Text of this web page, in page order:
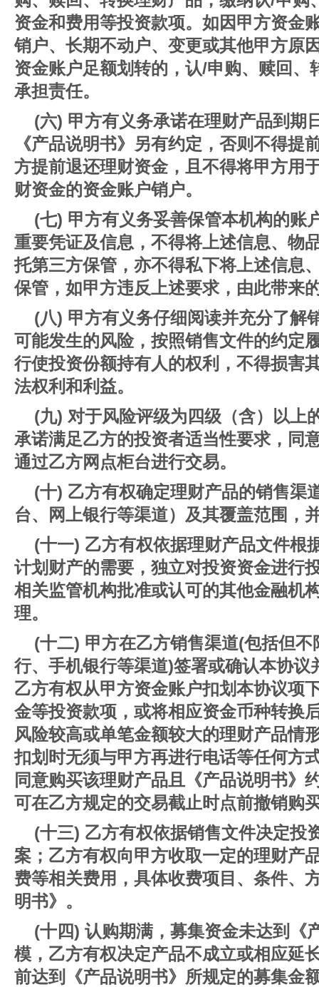
资金和费用等投资款项。如因甲方资金
销户、长期不动户、变更或其他甲方原
资金账户足额划转的，认/申购、赎回、
承担责任。
(六) 甲方有义务承诺在理财产品到期
《产品说明书》另有约定，否则不得提
方提前退还理财资金，且不得将甲方用
财资金的资金账户销户。
(七) 甲方有义务妥善保管本机构的账
重要凭证及信息，不得将上述信息、物
托第三方保管，亦不得私下将上述信息
保管，如甲方违反上述要求，由此带来
(八) 甲方有义务仔细阅读并充分了解
可能发生的风险，按照销售文件的约定
行使投资份额持有人的权利，不得损害
法权利和利益。
(九) 对于风险评级为四级（含）以上
承诺满足乙方的投资者适当性要求，同
通过乙方网点柜台进行交易。
(十) 乙方有权确定理财产品的销售渠
台、网上银行等渠道）及其覆盖范围，
(十一) 乙方有权依据理财产品文件根
计划财产的需要，独立对投资资金进行
相关监管机构批准或认可的其他金融机
理。
(十二) 甲方在乙方销售渠道(包括但
行、手机银行等渠道)签署或确认本协议
乙方有权从甲方资金账户扣划本协议项
金等投资款项，或将相应资金币种转换
风险较高或单笔金额较大的理财产品情
扣划时无须与甲方再进行电话等任何方
同意购买该理财产品且《产品说明书》
可在乙方规定的交易截止时点前撤销购
(十三) 乙方有权依据销售文件决定投
案；乙方有权向甲方收取一定的理财产
费等相关费用，具体收费项目、条件、
明书》。
(十四) 认购期满，募集资金未达到《
模，乙方有权决定产品不成立或相应延
前达到《产品说明书》所规定的募集金